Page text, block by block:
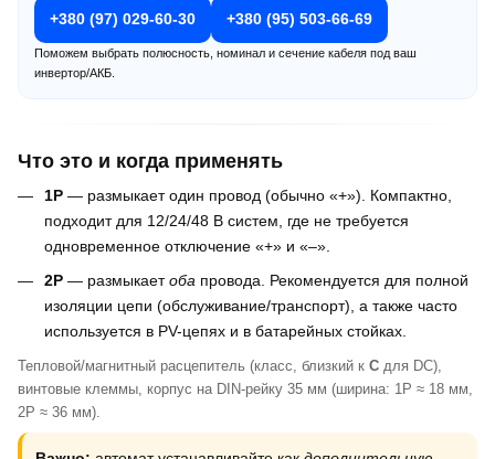
+380 (97) 029-60-30 +380 (95) 503-66-69
Поможем выбрать полюсность, номинал и сечение кабеля под ваш
инвертор/АКБ.
Что это и когда применять
1P — размыкает один провод (обычно «+»). Компактно,
подходит для 12/24/48 В систем, где не требуется
одновременное отключение «+» и «–».
2P — размыкаетоба провода. Рекомендуется для полной
изоляции цепи (обслуживание/транспорт), а также часто
используется в PV-цепях и в батарейных стойках.
Тепловой/магнитный расцепитель (класс, близкий к C для DC),
винтовые клеммы, корпус на DIN-рейку 35 мм (ширина: 1P ≈ 18 мм,
2P ≈ 36 мм).